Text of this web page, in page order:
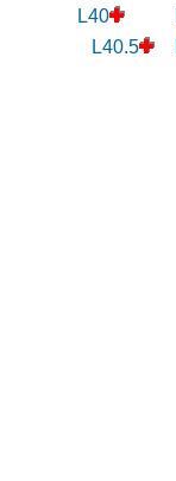
L40
L40.5